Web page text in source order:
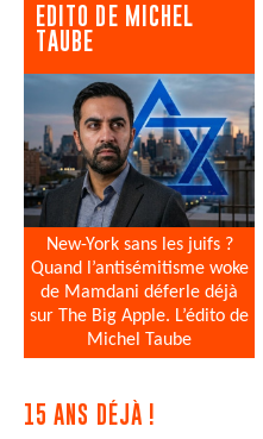
EDITO DE MICHEL
TAUBE
New-York sans les juifs ?
Quand l’antisémitisme woke
de Mamdani déferle déjà
sur The Big Apple. L’édito de
Michel Taube
15 ANS DÉJÀ !